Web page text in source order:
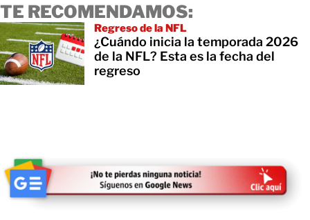
TE RECOMENDAMOS:
Regreso de la NFL
¿Cuándo inicia la temporada 2026
de la NFL? Esta es la fecha del
regreso